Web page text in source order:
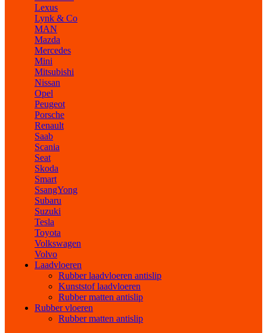
Lexus
Lynk & Co
MAN
Mazda
Mercedes
Mini
Mitsubishi
Nissan
Opel
Peugeot
Porsche
Renault
Saab
Scania
Seat
Skoda
Smart
SsangYong
Subaru
Suzuki
Tesla
Toyota
Volkswagen
Volvo
Laadvloeren
Rubber laadvloeren antislip
Kunststof laadvloeren
Rubber matten antislip
Rubber vloeren
Rubber matten antislip